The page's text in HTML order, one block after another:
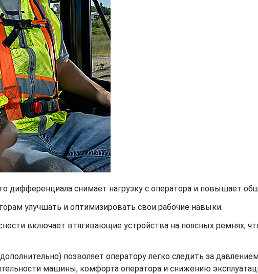
дифференциала снимает нагрузку с оператора и повышает
улучшать и оптимизировать свои рабочие навыки.
включает втягивающие устройства на поясных ремнях,
позволяет оператору легко следить за
машины, комфорта оператора и снижению